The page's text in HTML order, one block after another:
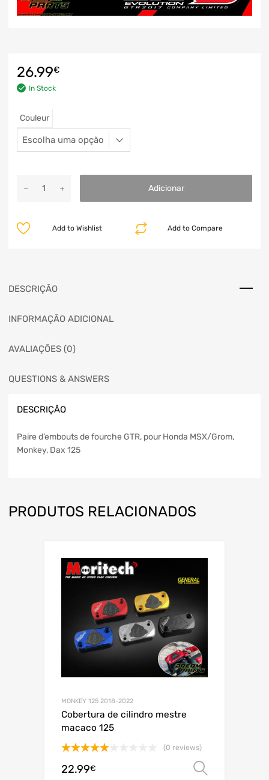
26.99€
In Stock
Couleur
Adicionar
Add to Compare
Add to Wishlist
DESCRIÇÃO
INFORMAÇÃO ADICIONAL
AVALIAÇÕES (0)
QUESTIONS & ANSWERS
DESCRIÇÃO
Paire d’embouts de fourche GTR, pour Honda MSX/Grom,
Monkey, Dax 125
PRODUTOS RELACIONADOS
MONKEY 125 2018-2022
Cobertura de cilindro mestre
macaco 125
5.00de 5
(0 reviews)
22.99€